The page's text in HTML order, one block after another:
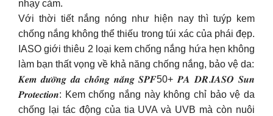
nhạy cảm.
Với thời tiết nắng nóng như hiện nay thì tuýp kem
chống nắng không thể thiếu trong túi xác của phái đẹp.
IASO giới thiêu 2 loại kem chống nắng hứa hẹn không
làm bạn thất vọng về khả năng chống nắng, bảo vệ da:
𝑲𝒆𝒎 𝒅𝒖̛𝒐̛̃𝒏𝒈 𝒅𝒂 𝒄𝒉𝒐̂́𝒏𝒈 𝒏𝒂̆́𝒏𝒈 𝑺𝑷𝑭50+ 𝑷𝑨 𝑫𝑹.𝑰𝑨𝑺𝑶 𝑺𝒖𝒏
𝑷𝒓𝒐𝒕𝒆𝒄𝒕𝒊𝒐𝒏: Kem chống nắng này không chỉ bảo vệ da
chống lại tác động của tia UVA và UVB mà còn nuôi